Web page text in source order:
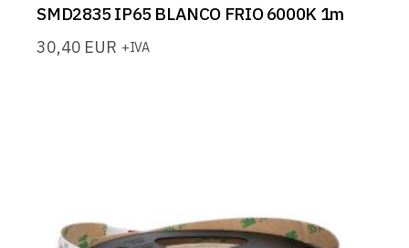
SMD2835 IP65 BLANCO FRIO 6000K 1m
30,40 EUR +IVA